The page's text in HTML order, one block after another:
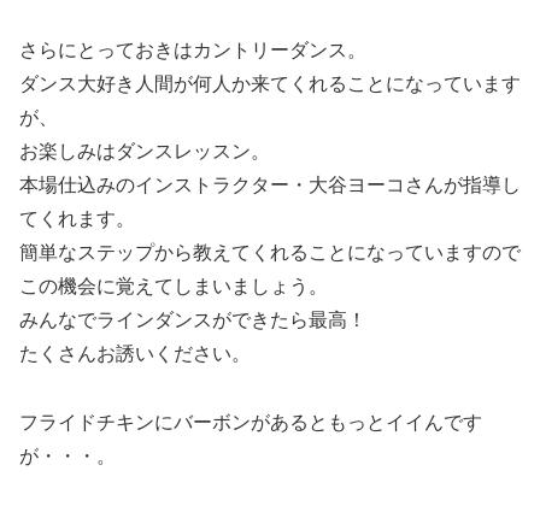
さらにとっておきはカントリーダンス。
ダンス大好き人間が何人か来てくれることになっています
が、
お楽しみはダンスレッスン。
本場仕込みのインストラクター・大谷ヨーコさんが指導し
てくれます。
簡単なステップから教えてくれることになっていますので
この機会に覚えてしまいましょう。
みんなでラインダンスができたら最高！
たくさんお誘いください。
フライドチキンにバーボンがあるともっとイイんです
が・・・。